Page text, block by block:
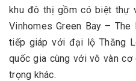
khu đô thị gồm có biệt thự
Vinhomes Green Bay –
tiếp giáp với đại lộ Thăng
quốc gia cùng với vô vàn cơ
trọng khác.